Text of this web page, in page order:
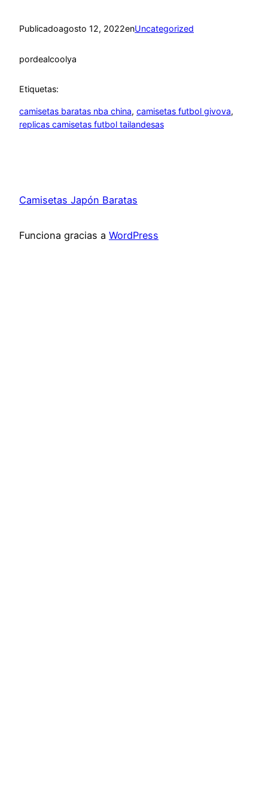
Publicadoagosto 12, 2022enUncategorized
pordealcoolya
Etiquetas:
camisetas baratas nba china, camisetas futbol givova
replicas camisetas futbol tailandesas
Camisetas Japón Baratas
Funciona gracias a WordPress